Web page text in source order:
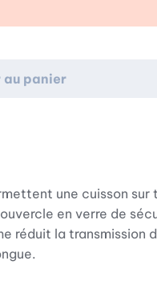
au panier
une cuisson
en verre de
réduit la